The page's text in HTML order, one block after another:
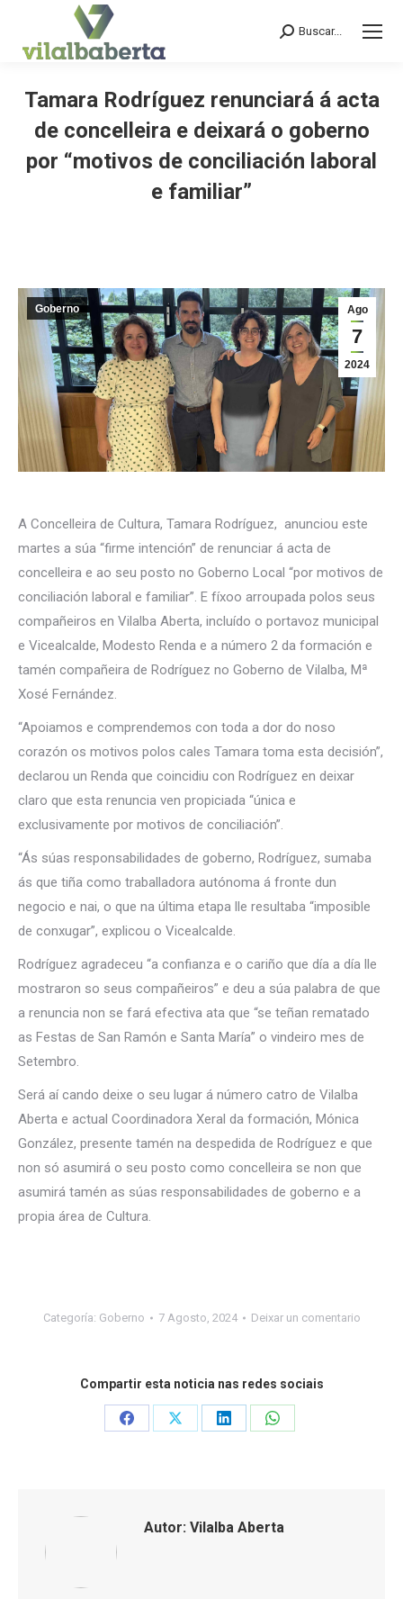
Search:
Buscar...
Tamara Rodríguez renunciará á acta
de concelleira e deixará o goberno
por “motivos de conciliación laboral
e familiar”
Ago
7
2024
Goberno
A Concelleira de Cultura, Tamara Rodríguez, anunciou este
martes a súa “firme intención” de renunciar á acta de
concelleira e ao seu posto no Goberno Local “por motivos de
conciliación laboral e familiar”. E fíxoo arroupada polos seus
compañeiros en Vilalba Aberta, incluído o portavoz municipal
e Vicealcalde, Modesto Renda e a número 2 da formación e
tamén compañeira de Rodríguez no Goberno de Vilalba, Mª
Xosé Fernández.
“Apoiamos e comprendemos con toda a dor do noso
corazón os motivos polos cales Tamara toma esta decisión”,
declarou un Renda que coincidiu con Rodríguez en deixar
claro que esta renuncia ven propiciada “única e
exclusivamente por motivos de conciliación”.
“Ás súas responsabilidades de goberno, Rodríguez, sumaba
ás que tiña como traballadora autónoma á fronte dun
negocio e nai, o que na última etapa lle resultaba “imposible
de conxugar”, explicou o Vicealcalde.
Rodríguez agradeceu “a confianza e o cariño que día a día lle
mostraron so seus compañeiros” e deu a súa palabra de que
a renuncia non se fará efectiva ata que “se teñan rematado
as Festas de San Ramón e Santa María” o vindeiro mes de
Setembro.
Será aí cando deixe o seu lugar á número catro de Vilalba
Aberta e actual Coordinadora Xeral da formación, Mónica
González, presente tamén na despedida de Rodríguez e que
non só asumirá o seu posto como concelleira se non que
asumirá tamén as súas responsabilidades de goberno e a
propia área de Cultura.
Categoría: Goberno 7 Agosto, 2024 Deixar un comentario
Compartir esta noticia nas redes sociais
Share
Share
Share
Share
Autor: Vilalba Aberta